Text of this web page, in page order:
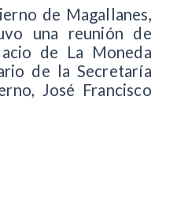
de Magallanes,
una reunión de
de La Moneda
de la Secretaría
José Francisco